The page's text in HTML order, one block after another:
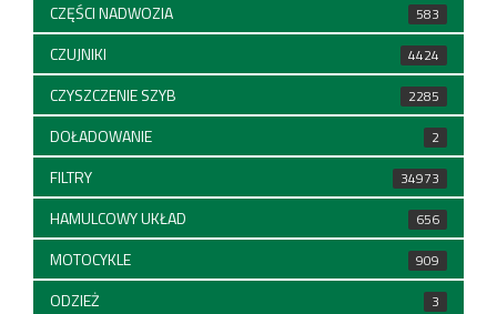
CZĘŚCI NADWOZIA 583
CZUJNIKI 4424
CZYSZCZENIE SZYB 2285
DOŁADOWANIE 2
FILTRY 34973
HAMULCOWY UKŁAD 656
MOTOCYKLE 909
ODZIEŻ 3